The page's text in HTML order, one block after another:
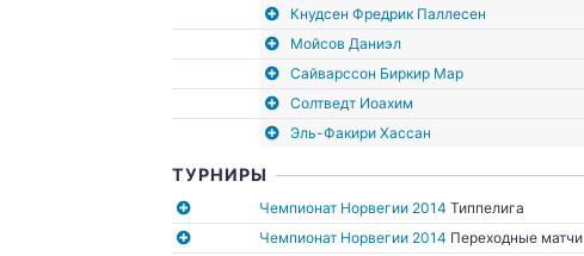
Кнудсен Фредрик Паллесен
Мойсов Даниэл
Сайварссон Биркир Мар
Солтведт Иоахим
Эль-Факири Хассан
ТУРНИРЫ
Чемпионат Норвегии 2014 Типпелига
Чемпионат Норвегии 2014 Переходные матчи